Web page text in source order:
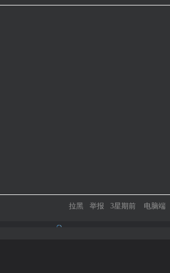
拉黑 举报 3星期前 电脑端